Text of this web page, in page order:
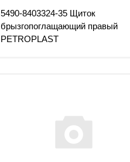
5490-8403324-35 Щиток
брызгопоглащающий правый
PETROPLAST